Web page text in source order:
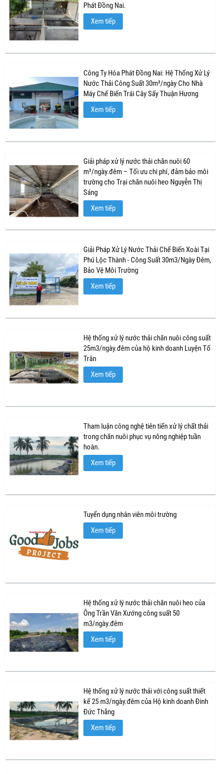
Phát Đồng Nai.
Xem tiếp
Công Ty Hóa Phát Đồng Nai: Hệ Thống Xử Lý
Nước Thải Công Suất 30m³/ngày Cho Nhà
Máy Chế Biến Trái Cây Sấy Thuận Hương
Xem tiếp
Giải pháp xử lý nước thải chăn nuôi 60
m³/ngày.đêm – Tối ưu chi phí, đảm bảo môi
trường cho Trại chăn nuôi heo Nguyễn Thị
Sáng
Xem tiếp
Giải Pháp Xử Lý Nước Thải Chế Biến Xoài Tại
Phú Lộc Thành - Công Suất 30m3/Ngày Đêm,
Bảo Vệ Môi Trường
Xem tiếp
Hệ thống xử lý nước thải chăn nuôi công suất
25m3/ngày.đêm của hộ kinh doanh Luyện Tố
Trân
Xem tiếp
Tham luận công nghệ tiên tiến xử lý chất thải
trong chăn nuôi phục vụ nông nghiệp tuần
hoàn.
Xem tiếp
Tuyển dụng nhân viên môi trường
Xem tiếp
Hệ thống xử lý nước thải chăn nuôi heo của
Ông Trần Văn Xướng công suất 50
m3/ngày.đêm
Xem tiếp
Hệ thống xử lý nước thải với công suất thiết
kế 25 m3/ngày.đêm của Hộ kinh doanh Đinh
Đức Thắng
Xem tiếp